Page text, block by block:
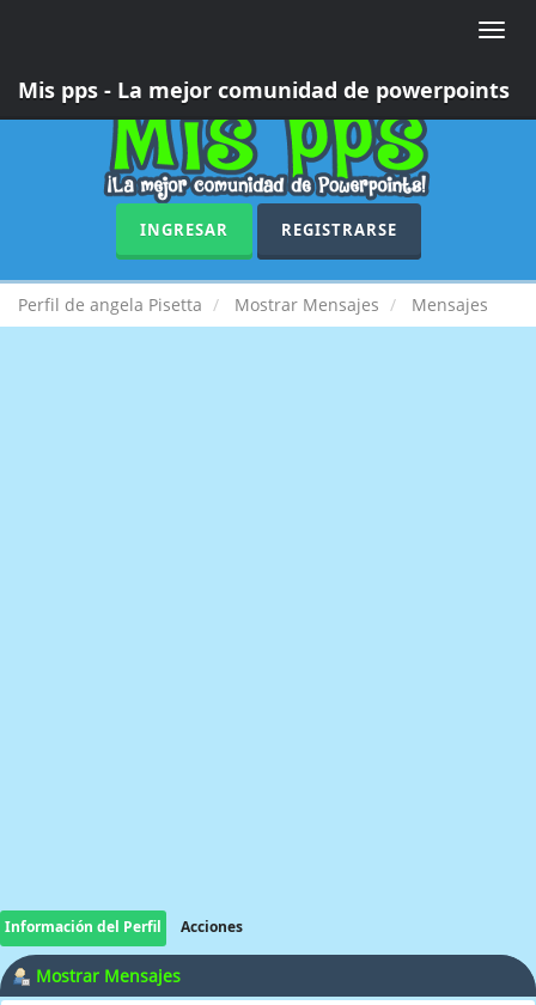
Toggle
Mis pps - La mejor comunidad de powerpoints
INGRESAR REGISTRARSE
Perfil de angela Pisetta Mostrar Mensajes Mensajes
Información del Perfil Acciones
Mostrar Mensajes